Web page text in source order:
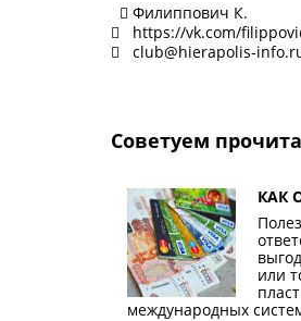
Филиппович К.
https://vk.com/
club@hierapolis-
Советуем
КАК
или
международных